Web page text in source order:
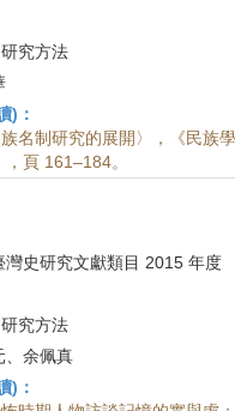
研究方法
)：
族名制研究的展開〉，《民族
頁 161–184。
灣史研究文獻類目 2015 年度
研究方法
、余佩真
)：